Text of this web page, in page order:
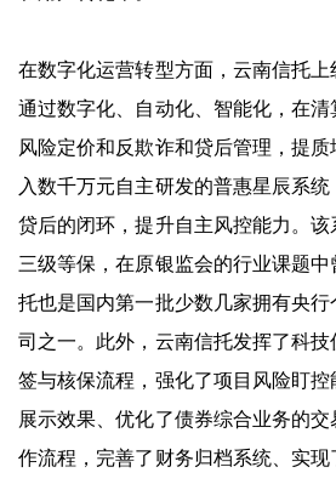
在数字化运营转型方面，云南信托上
通过数字化、自动化、智能化，在清
风险定价和反欺诈和贷后管理，提
入数千万元自主研发的普惠星辰系
贷后的闭环，提升自主风控能力。
三级等保，在原银监会的行业课题
托也是国内第一批少数几家拥有央
司之一。此外，云南信托发挥了科
签与核保流程，强化了项目风险盯
展示效果、优化了债券综合业务的
作流程，完善了财务归档系统、实